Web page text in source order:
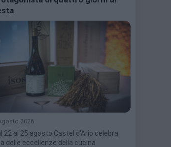
2026
22 al 25 agosto Castel d'Ario celebra
delle eccellenze della cucina